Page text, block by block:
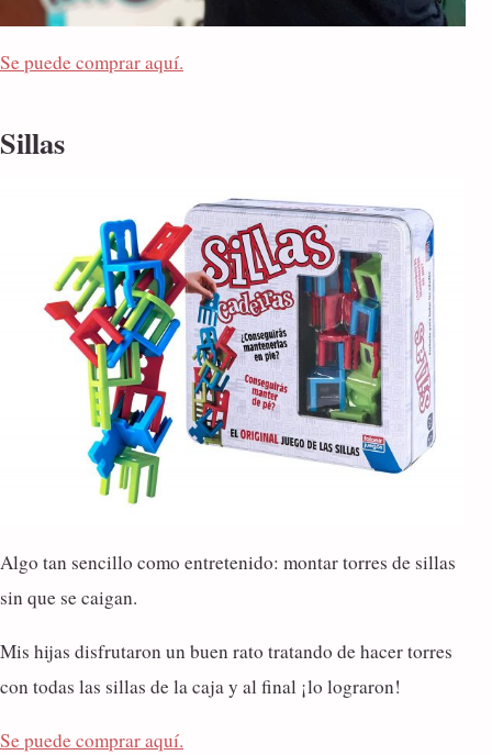
Se puede comprar aquí.
Sillas
Algo tan sencillo como entretenido: montar torres de sillas
sin que se caigan.
Mis hijas disfrutaron un buen rato tratando de hacer torres
con todas las sillas de la caja y al final ¡lo lograron!
Se puede comprar aquí.